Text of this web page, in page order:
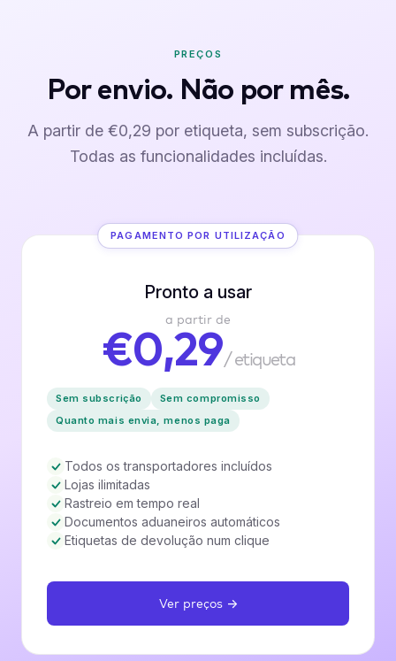
PREÇOS
Por envio. Não por mês.
A partir de €0,29 por etiqueta, sem subscrição.
Todas as funcionalidades incluídas.
PAGAMENTO POR UTILIZAÇÃO
Pronto a usar
a partir de
€0,29/ etiqueta
Sem subscrição
Sem compromisso
Quanto mais envia, menos paga
Todos os transportadores incluídos
Lojas ilimitadas
Rastreio em tempo real
Documentos aduaneiros automáticos
Etiquetas de devolução num clique
Ver preços →